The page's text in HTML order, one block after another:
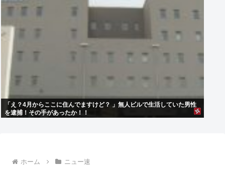
「え？4月からここに住んでますけど？ 」無人ビルで生活していた男性
を逮捕！その手があったか！！
ホーム ニュー速